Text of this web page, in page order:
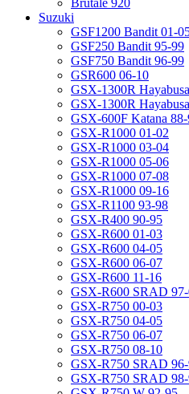
Brutale 920
Suzuki
GSF1200 Bandit 01-
GSF250 Bandit 95-99
GSF750 Bandit 96-99
GSR600 06-10
GSX-1300R
GSX-1300R
GSX-600F Katana
GSX-R1000 01-02
GSX-R1000 03-04
GSX-R1000 05-06
GSX-R1000 07-08
GSX-R1000 09-16
GSX-R1100 93-98
GSX-R400 90-95
GSX-R600 01-03
GSX-R600 04-05
GSX-R600 06-07
GSX-R600 11-16
GSX-R600 SRAD
GSX-R750 00-03
GSX-R750 04-05
GSX-R750 06-07
GSX-R750 08-10
GSX-R750 SRAD
GSX-R750 SRAD